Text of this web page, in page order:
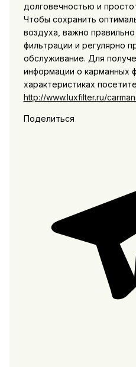
долговечностью и
Чтобы сохранить
воздуха, важно
фильтрации и регулярно
обслуживание. Для
информации о карманных
характеристиках
http://www.luxfilter.ru/
Поделиться